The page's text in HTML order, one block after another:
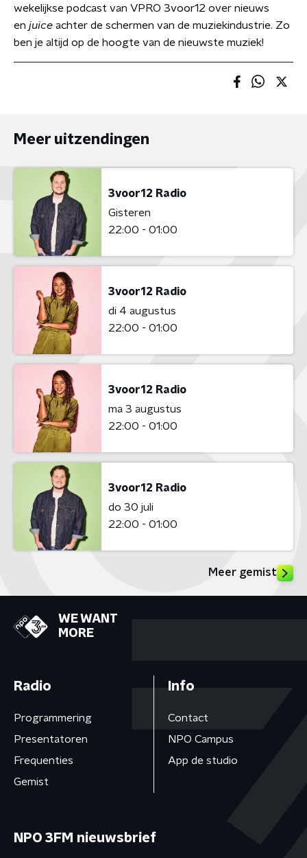
wekelijkse podcast van VPRO 3voor12 over nieuws
en juice achter de schermen van de muziekindustrie. Zo
ben je altijd op de hoogte van de nieuwste muziek!
Meer uitzendingen
3voor12 Radio
Gisteren
22:00 - 01:00
3voor12 Radio
di 4 augustus
22:00 - 01:00
3voor12 Radio
ma 3 augustus
22:00 - 01:00
3voor12 Radio
do 30 juli
22:00 - 01:00
Meer gemist
WE WANT
MORE
Radio
Programmering
Presentatoren
Frequenties
Gemist
Info
Contact
NPO Campus
App de studio
NPO 3FM nieuwsbrief